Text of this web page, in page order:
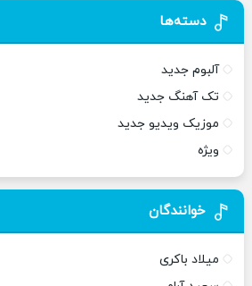
دسته‌ها
آلبوم جدید
تک آهنگ جدید
موزیک ویدیو جدید
ویژه
خوانندگان
میلاد باکری